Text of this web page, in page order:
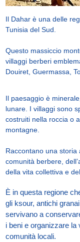
Il Dahar è una delle
Tunisia del Sud.
Questo massiccio
villaggi berberi
Douiret, Guermassa,
Il paesaggio è
lunare. I villaggi sono
costruiti nella roccia o
montagne.
Raccontano una storia
comunità berbere,
della vita collettiva e
È in questa regione
gli ksour, antichi
servivano a
i beni e organizzare
comunità locali.